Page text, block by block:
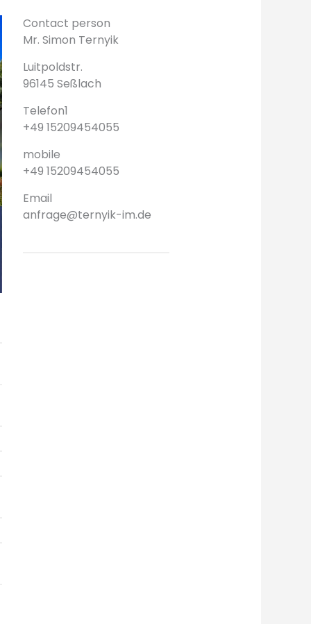
Contact person
Mr. Simon Ternyik
Luitpoldstr.
96145 Seßlach
Telefon1
+49 15209454055
mobile
+49 15209454055
Email
anfrage@ternyik-im.de